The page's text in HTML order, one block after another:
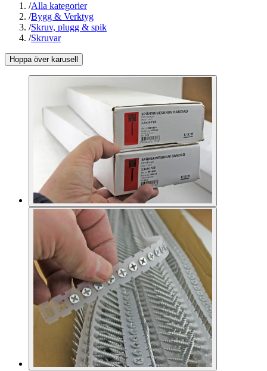
/Alla kategorier
/Bygg & Verktyg
/Skruv, plugg & spik
/Skruvar
Hoppa över karusell